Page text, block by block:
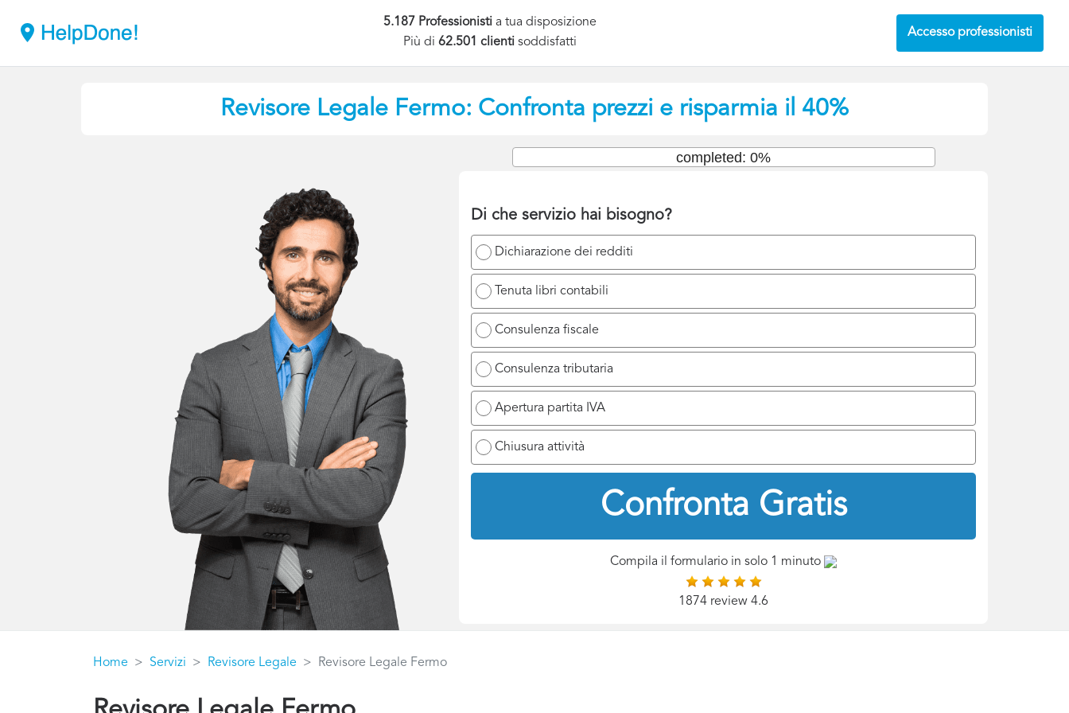
5.187 Professionisti a tua disposizione
Più di62.501 clientisoddisfatti
Accesso professionisti
Revisore Legale Fermo: Confronta prezzi e risparmia il 40%
Di che servizio hai bisogno?
Dichiarazione dei redditi
Tenuta libri contabili
Consulenza fiscale
Consulenza tributaria
Apertura partita IVA
Chiusura attività
Confronta Gratis
completed: 0%
Compila il formulario in solo 1 minuto
1874 review 4.6
Home Servizi Revisore Legale Revisore Legale Fermo